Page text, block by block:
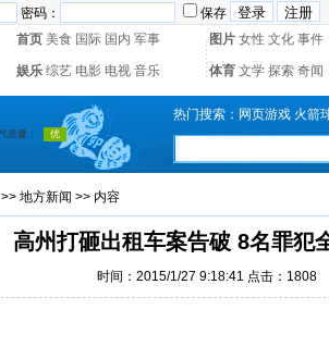
密码：
保存
首页 美食 国际 国内 军事 图片 女性 文化 事件
娱乐 综艺 电影 电视 音乐 体育 文学 探索 奇闻
热门搜索： 网页游戏 火箭
>> 地方新闻 >> 内容
高州打砸出租车案告破 8名罪犯
时间：2015/1/27 9:18:41 点击：1808